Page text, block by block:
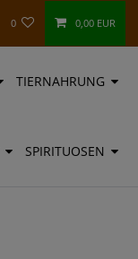
0 0,00 EUR
TIERNAHRUNG
SPIRITUOSEN